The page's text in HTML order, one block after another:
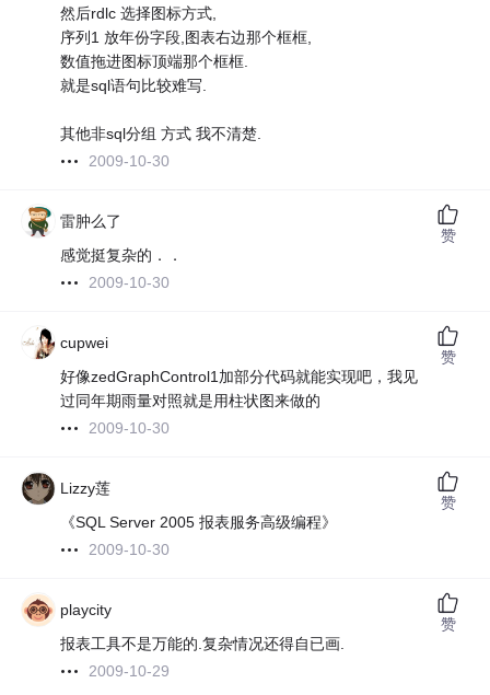
然后rdlc 选择图标方式,
序列1 放年份字段,图表右边那个框框,
数值拖进图标顶端那个框框.
就是sql语句比较难写.
其他非sql分组 方式 我不清楚.
2009-10-30
雷肿么了
感觉挺复杂的．．
2009-10-30
赞
cupwei
好像zedGraphControl1加部分代码就能实现吧，我见
过同年期雨量对照就是用柱状图来做的
2009-10-30
赞
Lizzy莲
《SQL Server 2005 报表服务高级编程》
2009-10-30
赞
playcity
报表工具不是万能的.复杂情况还得自已画.
2009-10-29
赞